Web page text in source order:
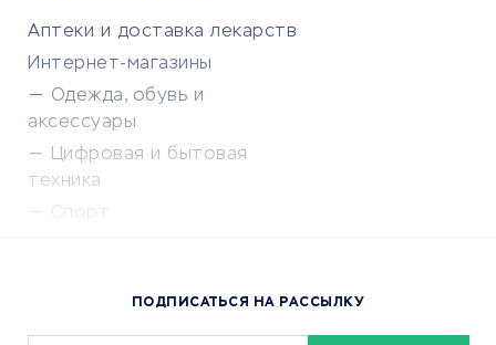
Аптеки и доставка лекарств
Интернет-магазины
Одежда, обувь и
аксессуары
Цифровая и бытовая
техника
Спорт
Сервисы доставкиПОДПИСАТЬСЯ НА РАССЫЛКУ